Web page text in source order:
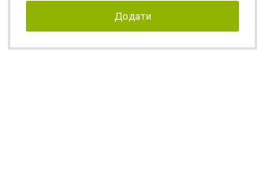
Додати